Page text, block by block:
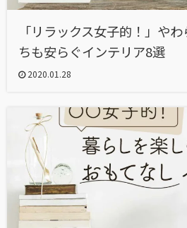
「リラックス女子的！」や
ちも安らぐインテリア8選
2020.01.28